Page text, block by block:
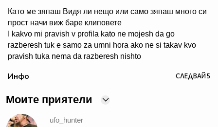
Като ме зяпаш Видя ли нещо или само зяпаш много си
прост начи виж баре клиповете
I kakvo mi pravish v profila kato ne mojesh da go
razberesh tuk e samo za umni hora ako ne si takav kvo
pravish tuka nema da razberesh nishto
Инфо СЛЕДВАЙ5
Моите приятели
ufo_hunter